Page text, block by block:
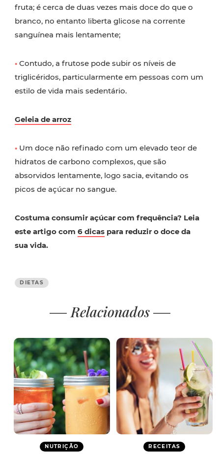
fruta; é cerca de duas vezes mais doce do que o
branco, no entanto liberta glicose na corrente
sanguínea mais lentamente;
• Contudo, a frutose pode subir os níveis de
triglicéridos, particularmente em pessoas com um
estilo de vida mais sedentário.
Geleia de arroz
• Um doce não refinado com um elevado teor de
hidratos de carbono complexos, que são
absorvidos lentamente, logo sacia, evitando os
picos de açúcar no sangue.
Costuma consumir açúcar com frequência? Leia
este artigo com 6 dicas para reduzir o doce da
sua vida.
DIETAS
Relacionados
NUTRIÇÃO RECEITAS